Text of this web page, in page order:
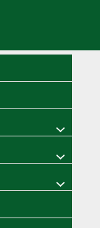
Menu
Toggle
Menu
Toggle
Menu